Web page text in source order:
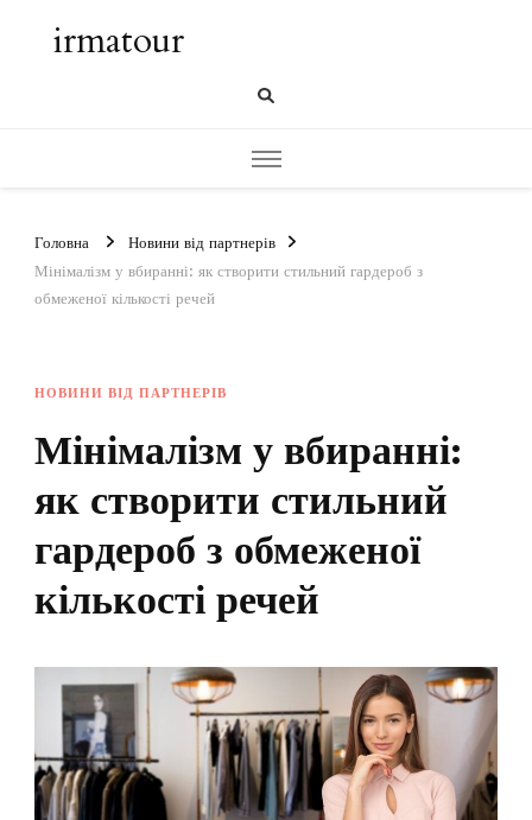
irmatour
Головна
Новини від партнерів
Мінімалізм у вбиранні: як створити стильний гардероб з
обмеженої кількості речей
НОВИНИ ВІД ПАРТНЕРІВ
Мінімалізм у вбиранні:
як створити стильний
гардероб з обмеженої
кількості речей